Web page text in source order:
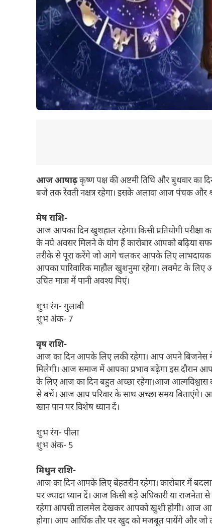
आज आषाढ़कृष्ण पक्ष की अष्टमी तिथि और बुधवार का
बजे तक रेवती नक्षत्र रहेगा। इसके अलावा आज पंचक और श्री
मेष राशि-
आज आपका दिन खुशहाल रहेगा। किसी प्रतियोगी
के नये अवसर मिलने के योग हैं कारोबार आपको बढ़िया
तरीके से पूरा करेंगे जो आगे चलकर आपके लिए लाभदायक
आपका पारिवारिक माहौल खुशनुमा रहेगा। लवमेट के
उचित मात्रा में पानी अवश्य पिएं।
शुभ रंग- गुलाबी
शुभ अंक- 7
वृष राशि-
आज का दिन आपके लिए लकी रहेगा। आप अपने
मिलेगी। आज समाज में आपका प्रभाव बढ़ेगा इस दौरान
के लिए आज का दिन बहुत अच्छा रहेगा।आज आत्मविश्वास
से बचें। आज आप परिवार के साथ अच्छा समय बिताएंगे।
खान पान पर विशेष ध्यान दें।
शुभ रंग- पीला
शुभ अंक- 5
मिथुन राशि-
आज का दिन आपके लिए बेहतरीन रहेगा। कारोबार में
पर ज्यादा ध्यान दें। आज किसी बड़े अधिकारी या राजनेता
रहेगा आपसी तालमेल देखकर आपको खुशी होगी। आज
होगा। आप आर्थिक तौर पर खुद को मजबूत पायेंगे और